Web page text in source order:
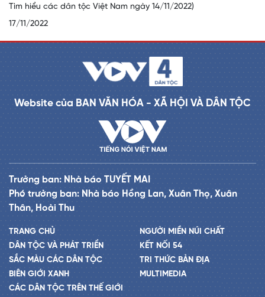
Tìm hiểu các dân tộc Việt Nam ngày 14/11/2022)
17/11/2022
Website của BAN VĂN HÓA - XÃ HỘI VÀ DÂN TỘC
Trưởng ban: Nhà báo TUYẾT MAI
Phó trưởng ban: Nhà báo Hồng Lan, Xuân Thọ, Xuân
Thân, Hoài Thu
TRANG CHỦ
DÂN TỘC VÀ PHÁT TRIỂN
SẮC MÀU CÁC DÂN TỘC
BIÊN GIỚI XANH
CÁC DÂN TỘC TRÊN THẾ GIỚI
NGƯỜI MIỀN NÚI CHẤT
KẾT NỐI 54
TRI THỨC BẢN ĐỊA
MULTIMEDIA